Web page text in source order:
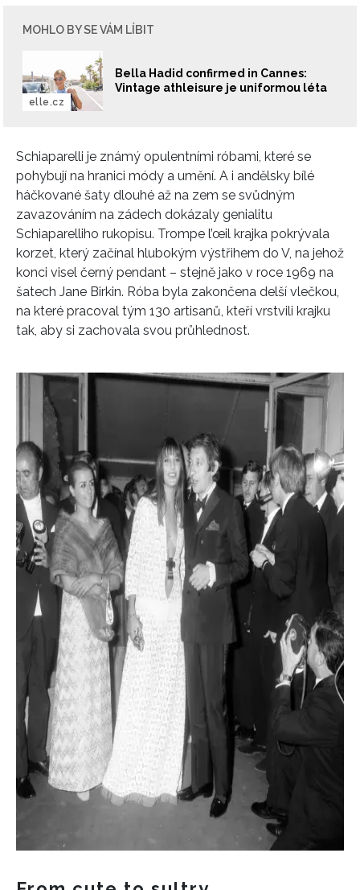
MOHLO BY SE VÁM LÍBIT
Bella Hadid confirmed in Cannes:
Vintage athleisure je uniformou léta
elle.cz
Schiaparelli je známý opulentními róbami, které se
pohybují na hranici módy a umění. A i andělsky bílé
háčkované šaty dlouhé až na zem se svůdným
zavazováním na zádech dokázaly genialitu
Schiaparelliho rukopisu. Trompe l’œil krajka pokrývala
korzet, který začínal hlubokým výstřihem do V, na jehož
konci visel černý pendant – stejně jako v roce 1969 na
šatech Jane Birkin. Róba byla zakončena delší vlečkou,
na které pracoval tým 130 artisanů, kteří vrstvili krajku
tak, aby si zachovala svou průhlednost.